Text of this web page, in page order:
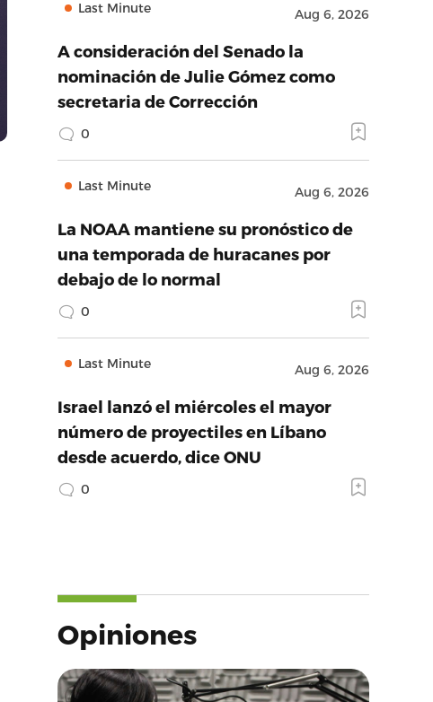
Last Minute Aug 6, 2026
A consideración del Senado la
nominación de Julie Gómez como
secretaria de Corrección
0
Last Minute Aug 6, 2026
La NOAA mantiene su pronóstico de
una temporada de huracanes por
debajo de lo normal
0
Last Minute Aug 6, 2026
Israel lanzó el miércoles el mayor
número de proyectiles en Líbano
desde acuerdo, dice ONU
0
Opiniones